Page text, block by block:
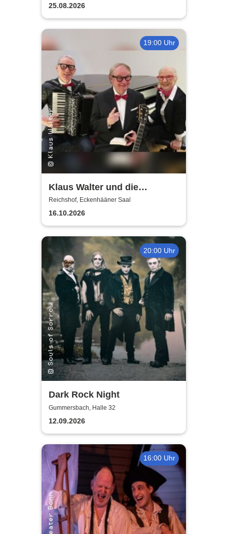
Figurentheater
25.08.2026
19:00 Uhr
Klaus Walter und die
Melodies: Vorwiegend heiter -
Eine Hommage
Reichshof, Eckenhääner Saal
16.10.2026
20:00 Uhr
Dark Rock Night
Gummersbach, Halle 32
12.09.2026
16:00 Uhr